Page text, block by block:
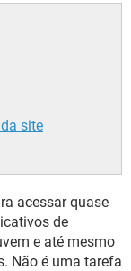
site
acessar quase
de
e até mesmo
Não é uma tarefa